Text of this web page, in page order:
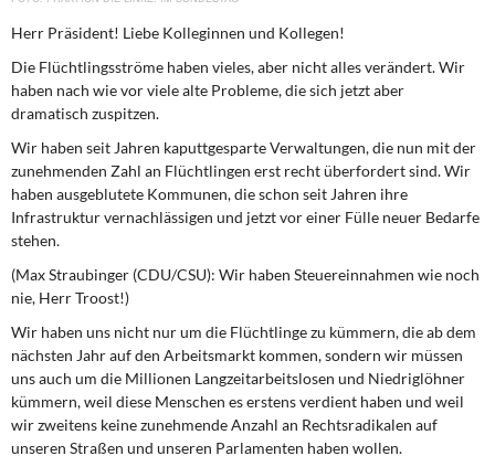
Rosa-Luxemburg-Stiftung
Über mich
Kontakt
Herr Präsident! Liebe Kolleginnen und Kollegen!
Die Flüchtlingsströme haben vieles, aber nicht alles verändert. Wir
haben nach wie vor viele alte Probleme, die sich jetzt aber
dramatisch zuspitzen.
Wir haben seit Jahren kaputtgesparte Verwaltungen, die nun mit der
zunehmenden Zahl an Flüchtlingen erst recht überfordert sind. Wir
haben ausgeblutete Kommunen, die schon seit Jahren ihre
Infrastruktur vernachlässigen und jetzt vor einer Fülle neuer Bedarfe
stehen.
(Max Straubinger (CDU/CSU): Wir haben Steuereinnahmen wie noch
nie, Herr Troost!)
Wir haben uns nicht nur um die Flüchtlinge zu kümmern, die ab dem
nächsten Jahr auf den Arbeitsmarkt kommen, sondern wir müssen
uns auch um die Millionen Langzeitarbeitslosen und Niedriglöhner
kümmern, weil diese Menschen es erstens verdient haben und weil
wir zweitens keine zunehmende Anzahl an Rechtsradikalen auf
unseren Straßen und unseren Parlamenten haben wollen.